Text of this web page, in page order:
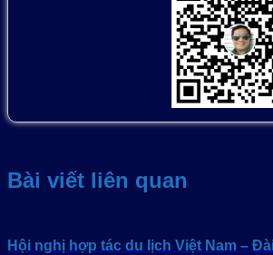
Bài viết liên quan
Hội nghị hợp tác du lịch Việt Nam –